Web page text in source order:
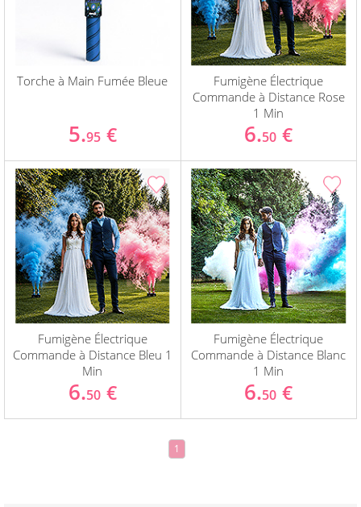
Torche à Main Fumée Bleue
5.95 €
Fumigène Électrique
Commande à Distance Rose
1 Min
6.50 €
Fumigène Électrique
Commande à Distance Bleu 1
Min
6.50 €
Fumigène Électrique
Commande à Distance Blanc
1 Min
6.50 €
1